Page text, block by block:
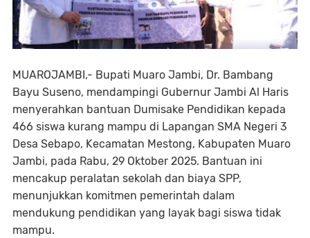
MUAROJAMBI,- Bupati Muaro Jambi, Dr. Bambang
Bayu Suseno, mendampingi Gubernur Jambi Al Haris
menyerahkan bantuan Dumisake Pendidikan kepada
466 siswa kurang mampu di Lapangan SMA Negeri 3
Desa Sebapo, Kecamatan Mestong, Kabupaten Muaro
Jambi, pada Rabu, 29 Oktober 2025. Bantuan ini
mencakup peralatan sekolah dan biaya SPP,
menunjukkan komitmen pemerintah dalam
mendukung pendidikan yang layak bagi siswa tidak
mampu.